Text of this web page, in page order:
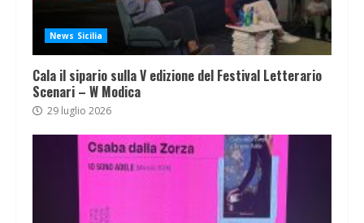
News Sicilia
Cala il sipario sulla V edizione del Festival Letterario
Scenari – W Modica
29 luglio 2026